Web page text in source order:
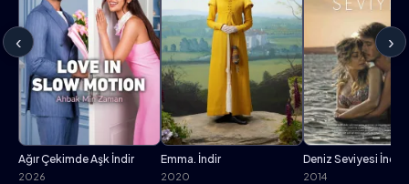
‹
Ağır Çekimde Aşk İndir
2026
Emma. İndir
2020
Deniz Seviyesi İndir
2014
›